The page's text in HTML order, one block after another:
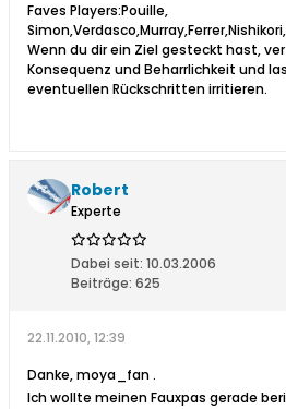
Faves Players:Pouille,
Wenn du dir ein Ziel gesteckt hast,
Konsequenz und Beharrlichkeit und
eventuellen Rückschritten irritieren.
Robert
Experte
Dabei seit: 10.03.2006
Beiträge: 625
22.11.2010, 12:39
Danke, moya_fan.
Ich wollte meinen Fauxpas gerade